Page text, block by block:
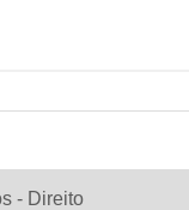
- Direito